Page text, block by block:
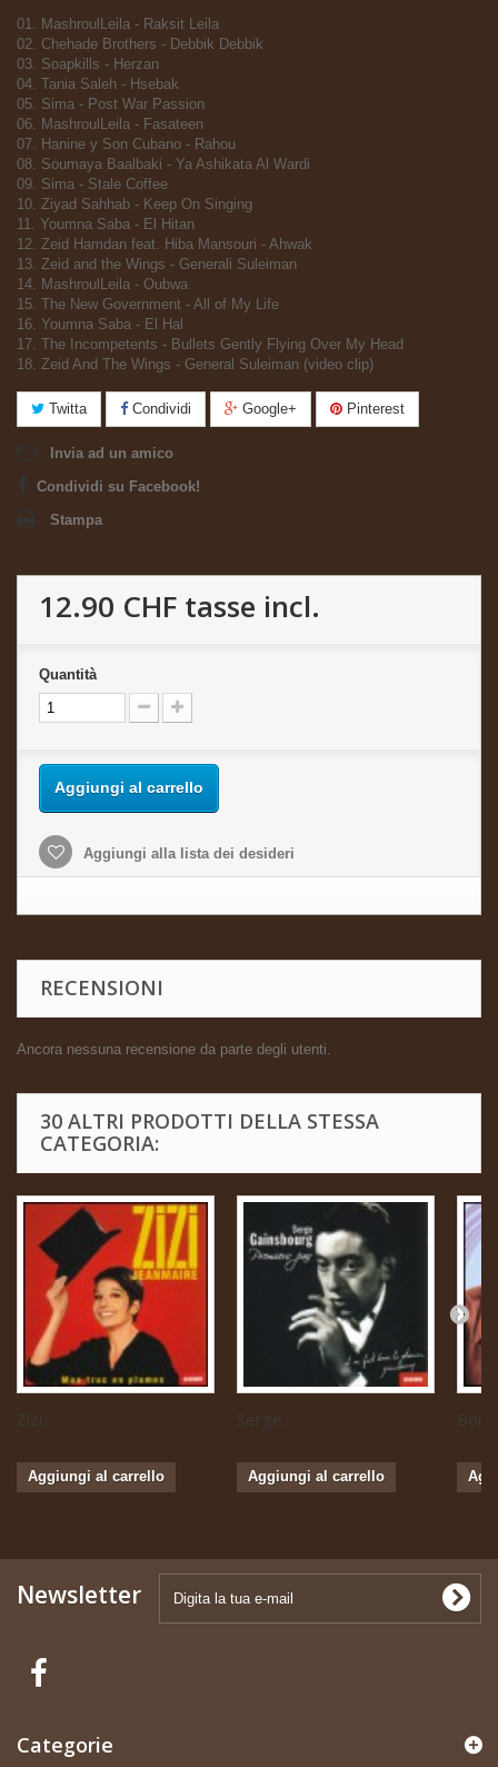
01. MashroulLeila - Raksit Leila
02. Chehade Brothers - Debbik Debbik
03. Soapkills - Herzan
04. Tania Saleh - Hsebak
05. Sima - Post War Passion
06. MashroulLeila - Fasateen
07. Hanine y Son Cubano - Rahou
08. Soumaya Baalbaki - Ya Ashikata Al Wardi
09. Sima - Stale Coffee
10. Ziyad Sahhab - Keep On Singing
11. Youmna Saba - El Hitan
12. Zeid Hamdan feat. Hiba Mansouri - Ahwak
13. Zeid and the Wings - Generali Suleiman
14. MashroulLeila - Oubwa
15. The New Government - All of My Life
16. Youmna Saba - El Hal
17. The Incompetents - Bullets Gently Flying Over My Head
18. Zeid And The Wings - General Suleiman (video clip)
Twitta Condividi Google+ Pinterest
Invia ad un amico
Condividi su Facebook!
Stampa
12.90 CHF tasse incl.
Quantità
Aggiungi al carrello
Aggiungi alla lista dei desideri
RECENSIONI
Ancora nessuna recensione da parte degli utenti.
30 ALTRI PRODOTTI DELLA STESSA
CATEGORIA:
Zizi...
Aggiungi al carrello
Serge...
Aggiungi al carrello
Newsletter
Categorie